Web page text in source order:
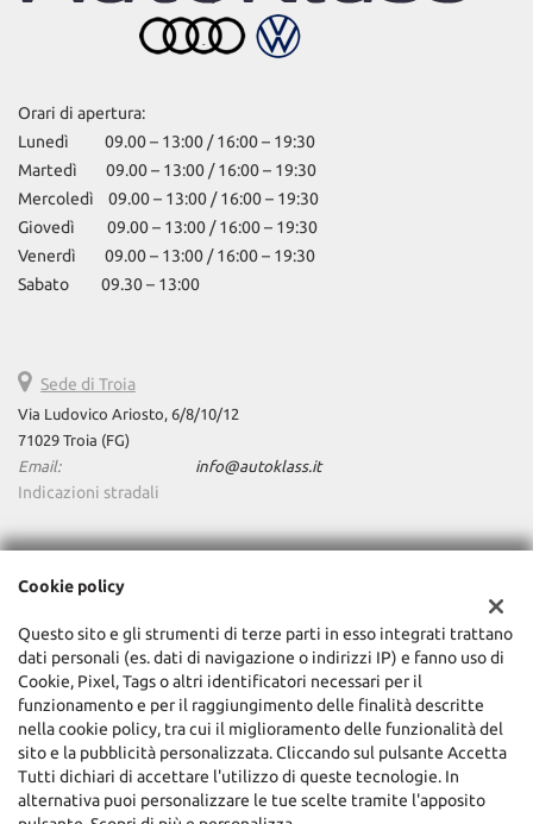
Orari di apertura:
Lunedì 09.00 – 13:00 / 16:00 – 19:30
Martedì 09.00 – 13:00 / 16:00 – 19:30
Mercoledì 09.00 – 13:00 / 16:00 – 19:30
Giovedì 09.00 – 13:00 / 16:00 – 19:30
Venerdì 09.00 – 13:00 / 16:00 – 19:30
Sabato 09.30 – 13:00
Sede di Troia
Via Ludovico Ariosto, 6/8/10/12
71029 Troia (FG)
Email:
info@autoklass.it
Indicazioni stradali
Dati fiscali:
AutoKlass Srls
Via Ravenna, 98 - Pescara
C.F/P.IVA:02365460688
Registro delle imprese:PE
Cookie policy
Questo sito e gli strumenti di terze parti in esso integrati trattano
dati personali (es. dati di navigazione o indirizzi IP) e fanno uso di
Cookie, Pixel, Tags o altri identificatori necessari per il
funzionamento e per il raggiungimento delle finalità descritte
nella cookie policy, tra cui il miglioramento delle funzionalità del
sito e la pubblicità personalizzata. Cliccando sul pulsante Accetta
Tutti dichiari di accettare l'utilizzo di queste tecnologie. In
alternativa puoi personalizzare le tue scelte tramite l'apposito